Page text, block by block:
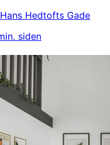
Hans Hedtofts Gade
siden